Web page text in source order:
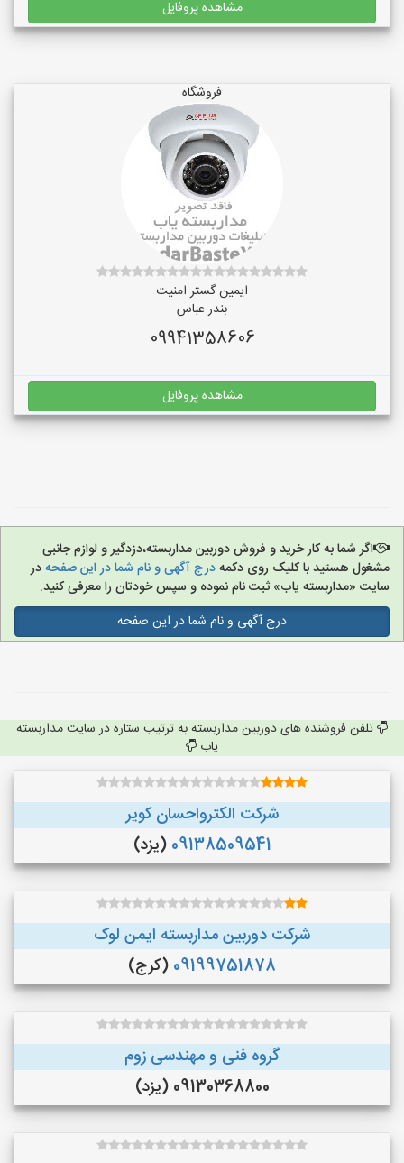
مشاهده پروفایل
فروشگاه
ایمین گستر امنیت
بندر عباس
09941358606
مشاهده پروفایل
اگر شما به کار خرید و فروش دوربین مداربسته،دزدگیر و لوازم جانبی
مشغول هستید با کلیک روی دکمهدرج آگهی و نام شما در این صفحهدر
سایت «مداربسته یاب» ثبت نام نموده و سپس خودتان را معرفی کنید.
درج آگهی و نام شما در این صفحه
تلفن فروشنده های دوربین مداربسته به ترتیب ستاره در سایت مداربسته
یاب
شرکت الکترواحسان کویر
09138509541 (یزد)
شرکت دوربین مداربسته ایمن لوک
09199751878 (کرج)
گروه فنی و مهندسی زوم
09130368800 (یزد)